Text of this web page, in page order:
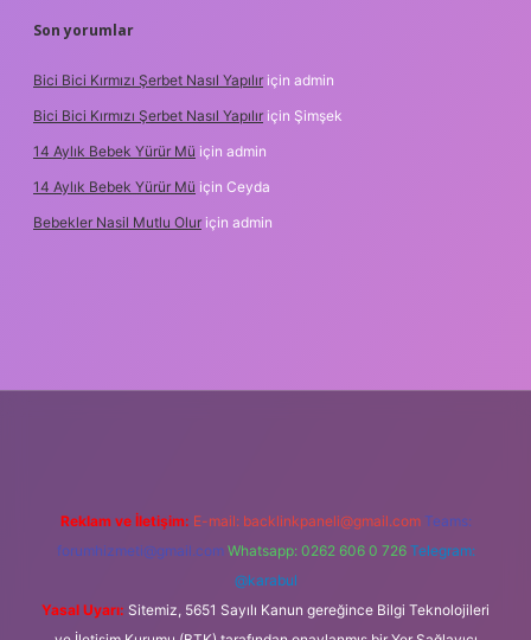
Son yorumlar
Bici Bici Kırmızı Şerbet Nasıl Yapılır için admin
Bici Bici Kırmızı Şerbet Nasıl Yapılır için Şimşek
14 Aylık Bebek Yürür Mü için admin
14 Aylık Bebek Yürür Mü için Ceyda
Bebekler Nasil Mutlu Olur için admin
Reklam ve İletişim: E-mail: backlinkpaneli@gmail.com Teams:
forumhizmeti@gmail.com Whatsapp: 0262 606 0 726 Telegram:
@karabul
Yasal Uyarı: Sitemiz, 5651 Sayılı Kanun gereğince Bilgi Teknolojileri